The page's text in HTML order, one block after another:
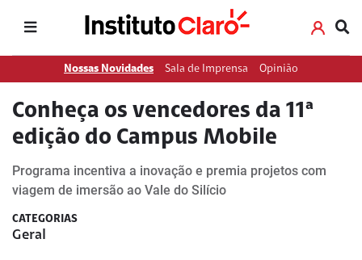
Nossas Novidades Sala de Imprensa Opinião
Conheça os vencedores da 11ª
edição do Campus Mobile
Programa incentiva a inovação e premia projetos com
viagem de imersão ao Vale do Silício
CATEGORIAS
Geral